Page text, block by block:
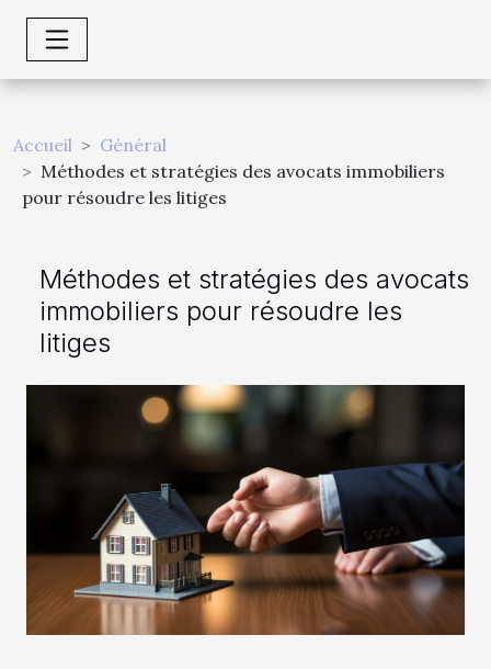
Accueil
Général
Méthodes et stratégies des avocats immobiliers
pour résoudre les litiges
Méthodes et stratégies des avocats
immobiliers pour résoudre les
litiges